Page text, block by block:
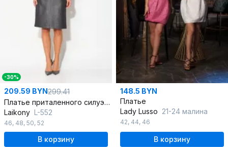
-30%
209.59 BYN299.41
Платье приталенного силуэта с серебристым напылением и подрезами
Laikony L-552
46, 48, 50, 52
В корзину
148.5 BYN
Платье
Lady Lusso 21-24 малина
42, 44, 46
В корзину